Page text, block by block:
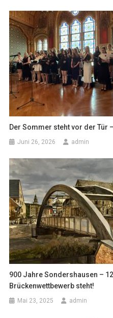
Der Sommer steht vor der Tür
Juni 26, 2026 admin
900 Jahre Sondershausen –
Brückenwettbewerb steht!
Mai 23, 2025 admin